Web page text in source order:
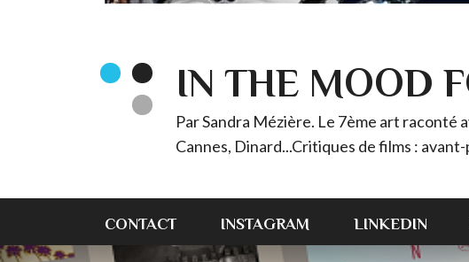
IN THE MOOD
Par Sandra Mézière. Le 7ème art raconté
Cannes, Dinard...Critiques de films :
CONTACT INSTAGRAM LINKEDIN